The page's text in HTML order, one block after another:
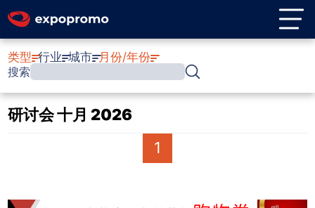
类型 行业 城市 月份/年份
搜索
研讨会 十月 2026
1